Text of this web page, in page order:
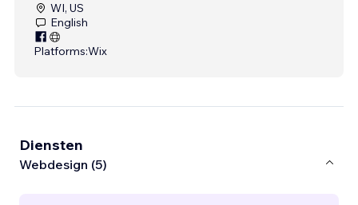
WI, US
English
Platforms:Wix
Diensten
Webdesign (5)